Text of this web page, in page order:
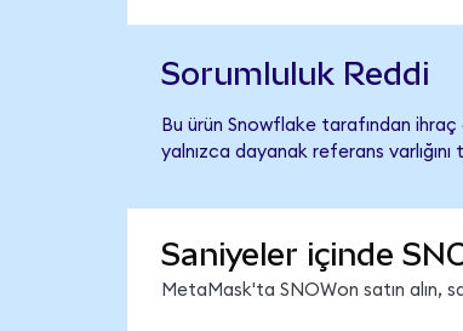
Sorumluluk Reddi
Bu ürün Snowflake tarafından
yalnızca dayanak referans varlığını
Saniyeler içinde
MetaMask'ta SNOWon satın alın,